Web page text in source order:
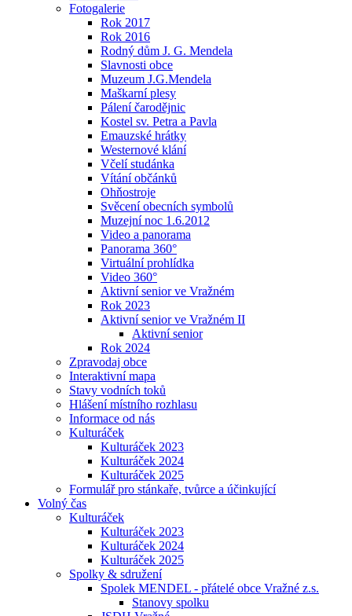
Fotogalerie
Rok 2017
Rok 2016
Rodný dům J. G. Mendela
Slavnosti obce
Muzeum J.G.Mendela
Maškarní plesy
Pálení čarodějnic
Kostel sv. Petra a Pavla
Emauzské hrátky
Westernové klání
Včelí studánka
Vítání občánků
Ohňostroje
Svěcení obecních symbolů
Muzejní noc 1.6.2012
Video a panorama
Panorama 360°
Virtuální prohlídka
Video 360°
Aktivní senior ve Vražném
Rok 2023
Aktivní senior ve Vražném II
Aktivní senior
Rok 2024
Zpravodaj obce
Interaktivní mapa
Stavy vodních toků
Hlášení místního rozhlasu
Informace od nás
Kulturáček
Kulturáček 2023
Kulturáček 2024
Kulturáček 2025
Formulář pro stánkaře, tvůrce a účinkující
Volný čas
Kulturáček
Kulturáček 2023
Kulturáček 2024
Kulturáček 2025
Spolky & sdružení
Spolek MENDEL - přátelé obce Vražné z.s.
Stanovy spolku